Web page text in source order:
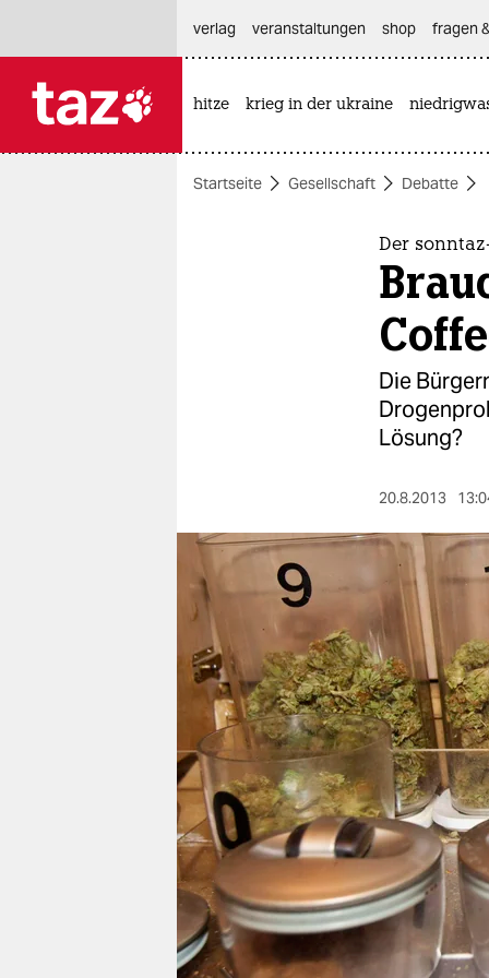
themen
nord
wahrheit
verlag
verlag
veranstaltungen
shop
fragen & hilfe
unterstützen
abo
genossenschaft
verlag
veranstaltungen shop fragen
hitze krieg in der ukraine
Startseite Gesellschaft Debatte
Der
Die
Lösung?
20.8.2013